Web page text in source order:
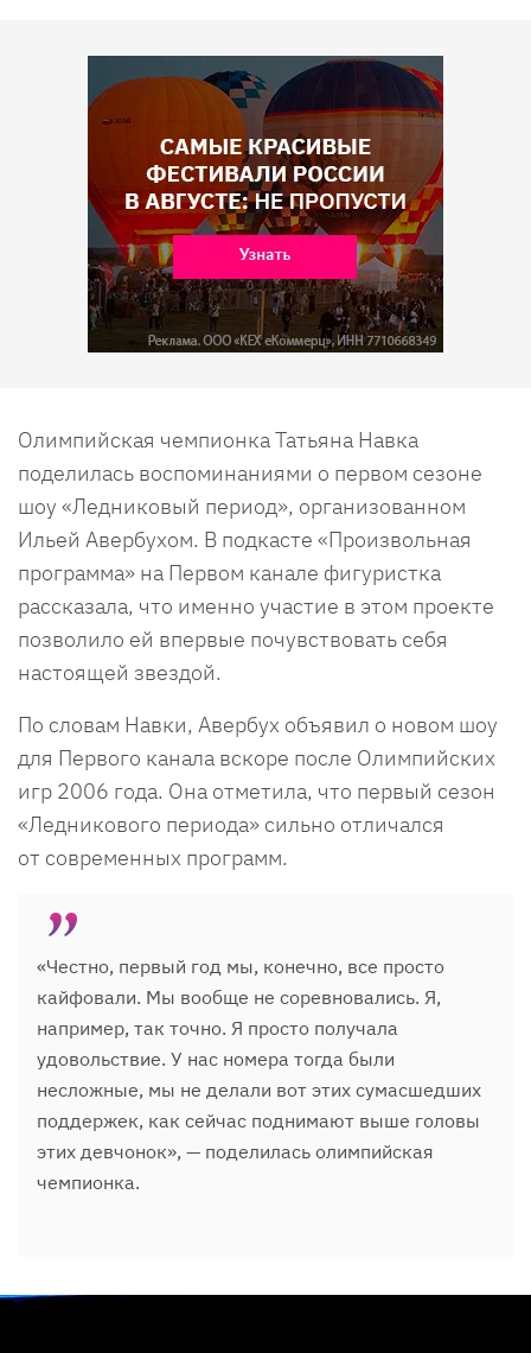
Олимпийская чемпионка Татьяна Навка
поделилась воспоминаниями о первом сезоне
шоу «Ледниковый период», организованном
Ильей Авербухом. В подкасте «Произвольная
программа» на Первом канале фигуристка
рассказала, что именно участие в этом проекте
позволило ей впервые почувствовать себя
настоящей звездой.
По словам Навки, Авербух объявил о новом шоу
для Первого канала вскоре после Олимпийских
игр 2006 года. Она отметила, что первый сезон
«Ледникового периода» сильно отличался
от современных программ.
«Честно, первый год мы, конечно, все просто
кайфовали. Мы вообще не соревновались. Я,
например, так точно. Я просто получала
удовольствие. У нас номера тогда были
несложные, мы не делали вот этих сумасшедших
поддержек, как сейчас поднимают выше головы
этих девчонок», — поделилась олимпийская
чемпионка.